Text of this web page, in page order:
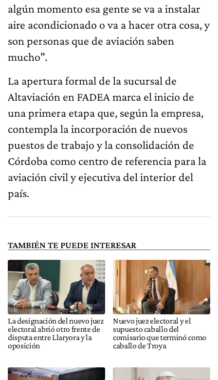
algún momento esa gente se va a instalar
aire acondicionado o va a hacer otra cosa, y
son personas que de aviación saben
mucho".
La apertura formal de la sucursal de
Altaviación en FADEA marca el inicio de
una primera etapa que, según la empresa,
contempla la incorporación de nuevos
puestos de trabajo y la consolidación de
Córdoba como centro de referencia para la
aviación civil y ejecutiva del interior del
país.
TAMBIÉN TE PUEDE INTERESAR
La designación del nuevo juez
electoral abrió otro frente de
disputa entre Llaryora y la
oposición
Nuevo juez electoral y el
supuesto caballo del
comisario que terminó como
caballo de Troya